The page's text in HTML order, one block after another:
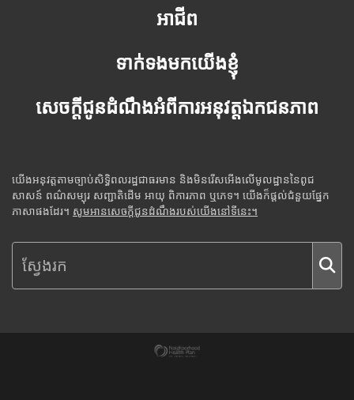
អាជីព
ទាក់ទងមកយើងខ្ញុំ
សេចក្តីជូនដំណឹងអំពីការអនុវត្តឯកជនភាព
យើងអនុវត្តតាមច្បាប់សិទ្ធិពលរដ្ឋជាធរមាន និងមិនរើសអើងលើមូលដ្ឋាននៃពូជ
សាសន៍ ពណ៌សម្បុរ សញ្ជាតិដើម អាយុ ពិការភាព ឬភេទ។ យើងក៏ផ្តល់ជំនួយផ្នែក
ភាសាផងដែរ។ សូមអានសេចក្តីជូនដំណឹងរបស់យើងនៅទីនេះ។